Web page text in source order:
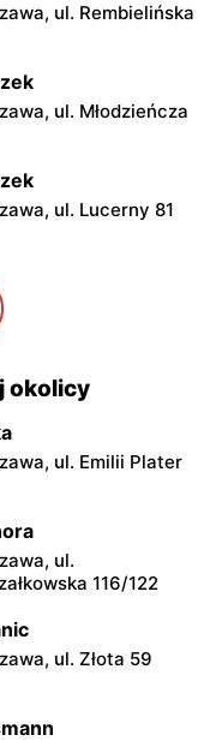
ul. Rembielińska
ul. Młodzieńcza
ul. Lucerny 81
ul. Grawerska 5
ul.
157
okolicy
ul. Emilii Plater
ul.
116/122
ul. Złota 59